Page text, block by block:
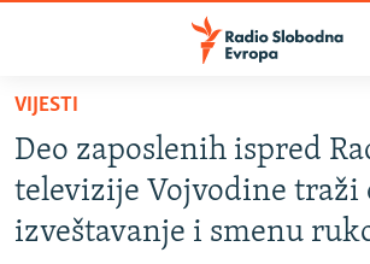
Pređite
glavni
sadržaj
Pređite
na
BOSNA I HERCEGOVINA
SRBIJA
VIJESTI
Deo zaposlenih ispred
televizije Vojvodine traži
izveštavanje i smenu